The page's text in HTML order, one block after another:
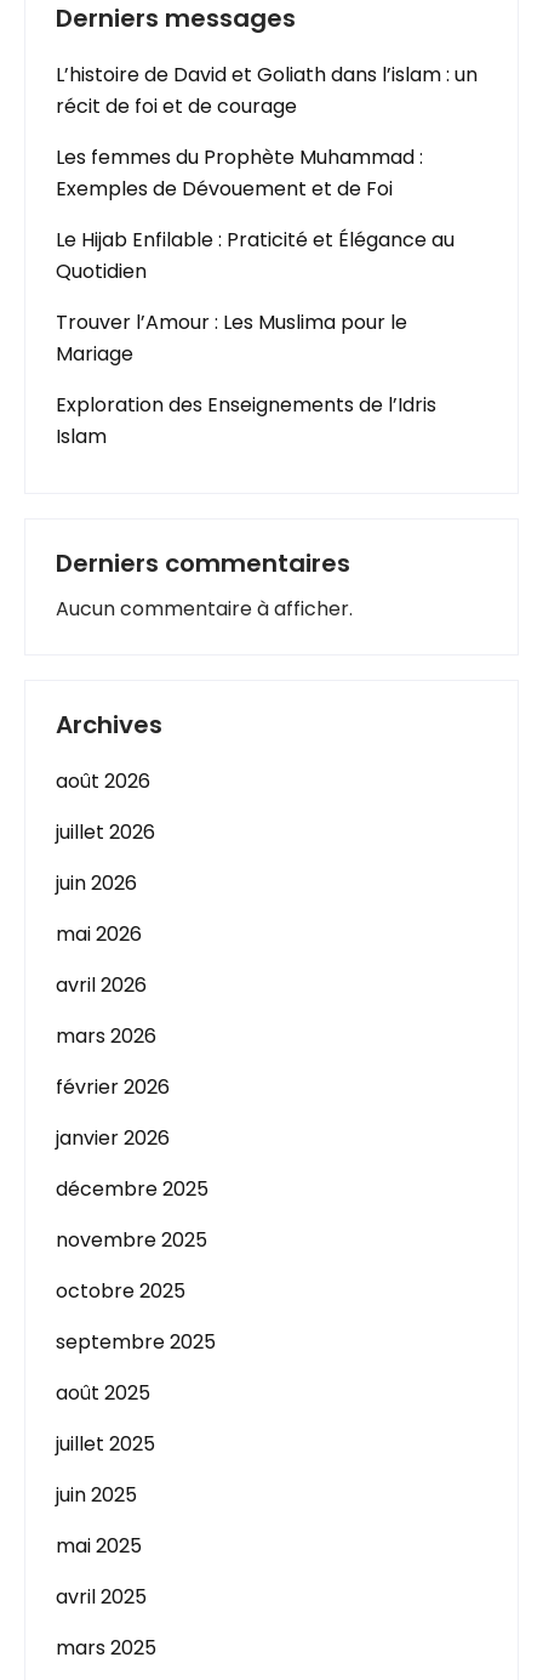
Derniers messages
L’histoire de David et Goliath dans l’islam : un
récit de foi et de courage
Les femmes du Prophète Muhammad :
Exemples de Dévouement et de Foi
Le Hijab Enfilable : Praticité et Élégance au
Quotidien
Trouver l’Amour : Les Muslima pour le
Mariage
Exploration des Enseignements de l’Idris
Islam
Derniers commentaires
Aucun commentaire à afficher.
Archives
août 2026
juillet 2026
juin 2026
mai 2026
avril 2026
mars 2026
février 2026
janvier 2026
décembre 2025
novembre 2025
octobre 2025
septembre 2025
août 2025
juillet 2025
juin 2025
mai 2025
avril 2025
mars 2025